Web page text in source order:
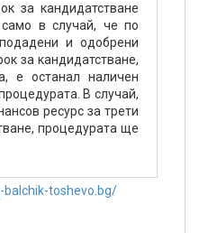
за кандидатстване
в случай, че по
и одобрени
за кандидатстване,
е останал наличен
В случай,
ресурс за трети
процедурата ще
balchik-toshevo.bg/